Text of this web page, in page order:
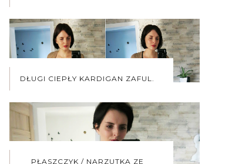
DŁUGI CIEPŁY KARDIGAN ZAFUL.
PŁASZCZYK / NARZUTKA ZE